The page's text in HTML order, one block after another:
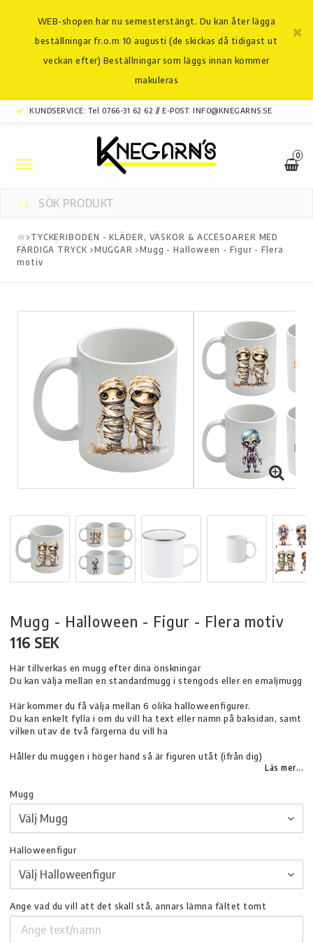
WEB-shopen har nu semesterstängt. Du kan åter lägga
beställningar fr.o.m 10 augusti (de skickas då tidigast ut
veckan efter) Beställningar som läggs innan kommer
makuleras
KUNDSERVICE: Tel 0766-31 62 62 // E-POST: INFO@KNEGARNS.SE
0
Toggle
navigation
TYCKERIBODEN - KLÄDER, VÄSKOR & ACCESOARER MED
FÄRDIGA TRYCK
MUGGAR
Mugg - Halloween - Figur - Flera
motiv
Mugg - Halloween - Figur - Flera motiv
116 SEK
Här tillverkas en mugg efter dina önskningar
Du kan välja mellan en standardmugg i stengods eller en emaljmugg
Här kommer du få välja mellan 6 olika halloweenfigurer.
Du kan enkelt fylla i om du vill ha text eller namn på baksidan, samt
vilken utav de två färgerna du vill ha
Håller du muggen i höger hand så är figuren utåt (ifrån dig)
Läs mer...
Mugg
Halloweenfigur
Ange vad du vill att det skall stå, annars lämna fältet tomt